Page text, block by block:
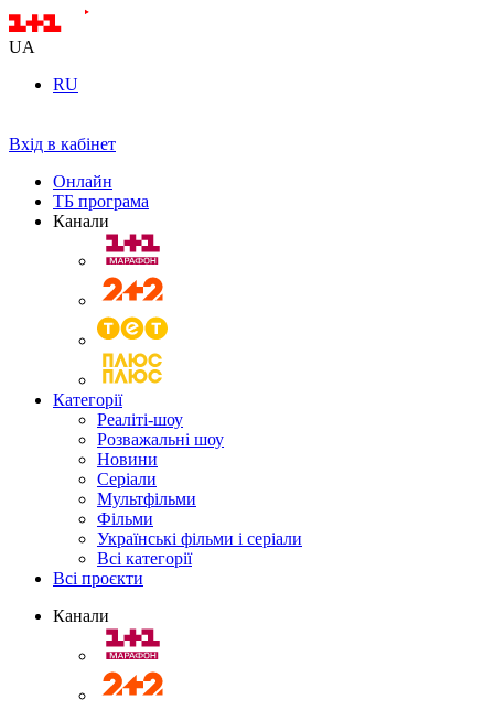
UA
RU
Вхід в кабінет
Онлайн
ТБ програма
Канали
Категорії
Реаліті-шоу
Розважальні шоу
Новини
Серіали
Мультфільми
Фільми
Українські фільми і серіали
Всі категорії
Всі проєкти
Канали